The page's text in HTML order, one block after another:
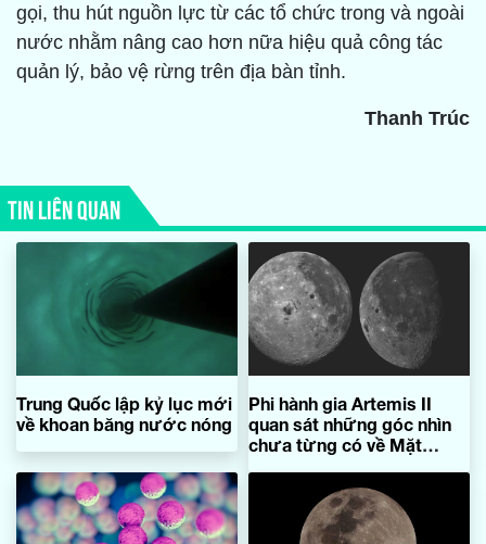
gọi, thu hút nguồn lực từ các tổ chức trong và ngoài
nước nhằm nâng cao hơn nữa hiệu quả công tác
quản lý, bảo vệ rừng trên địa bàn tỉnh.
Thanh Trúc
TIN LIÊN QUAN
Trung Quốc lập kỷ lục mới
về khoan băng nước nóng
Phi hành gia Artemis II
quan sát những góc nhìn
chưa từng có về Mặt